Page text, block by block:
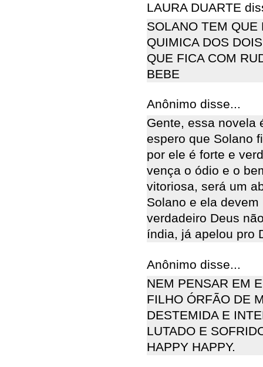
LAURA DUARTE
SOLANO TEM QUE
QUIMICA DOS
QUE FICA COM
BEBE
Anônimo disse...
Gente, essa novela
espero que Solano
por ele é forte e
vença o ódio e o
vitoriosa, será um
Solano e ela
verdadeiro Deus
índia, já apelou pro
Anônimo disse...
NEM PENSAR EM
FILHO ÓRFÃO DE
DESTEMIDA E
LUTADO E
HAPPY HAPPY.